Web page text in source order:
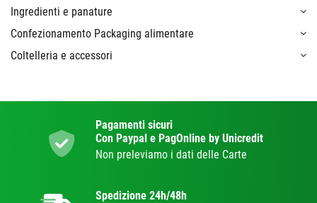
Ingredienti e panature
Confezionamento Packaging alimentare
Coltelleria e accessori
Pagamenti sicuri
Con Paypal e PagOnline by Unicredit
Non preleviamo i dati delle Carte
Spedizione 24h/48h